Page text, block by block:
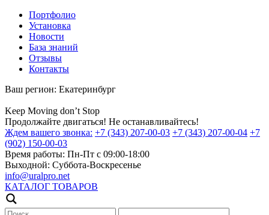
Портфолио
Установка
Новости
База знаний
Отзывы
Контакты
Ваш регион: Екатеринбург
Keep Moving don’t Stop
Продолжайте двигаться! Не останавливайтесь!
Ждем вашего звонка: +7 (343) 207-00-03 +7 (343) 207-00-04 +7
(902) 150-00-03
Время работы: Пн-Пт с 09:00-18:00
Выходной: Суббота-Воскресенье
info@uralpro.net
КАТАЛОГ ТОВАРОВ